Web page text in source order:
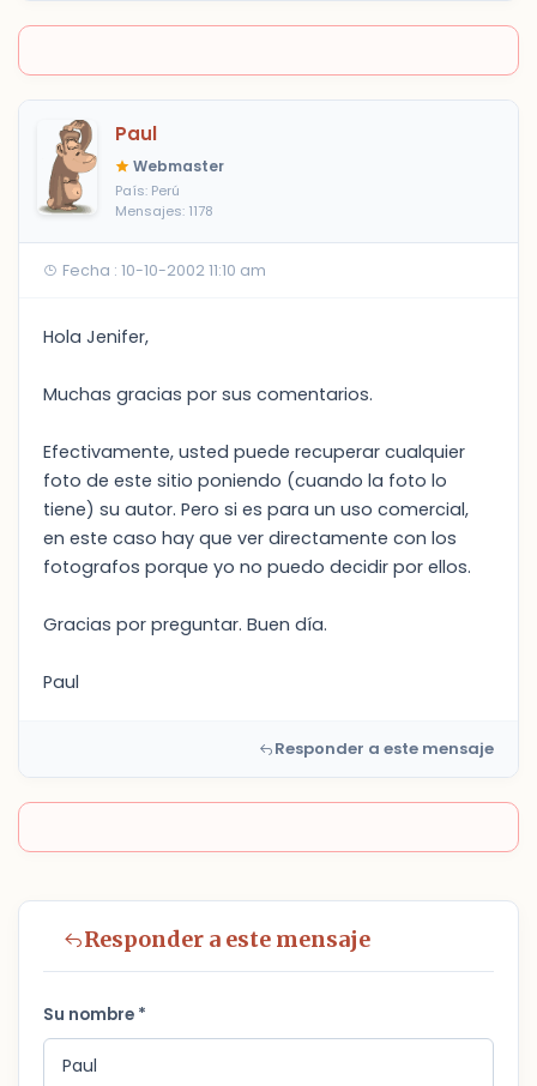
Paul
Webmaster
País: Perú
Mensajes: 1178
Fecha : 10-10-2002 11:10 am
Hola Jenifer,
Muchas gracias por sus comentarios.
Efectivamente, usted puede recuperar cualquier
foto de este sitio poniendo (cuando la foto lo
tiene) su autor. Pero si es para un uso comercial,
en este caso hay que ver directamente con los
fotografos porque yo no puedo decidir por ellos.
Gracias por preguntar. Buen día.
Paul
Responder a este mensaje
Responder a este mensaje
Su nombre *